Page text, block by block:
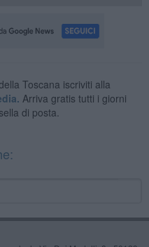
Toscana iscriviti alla
Arriva gratis tutti i giorni
di posta.